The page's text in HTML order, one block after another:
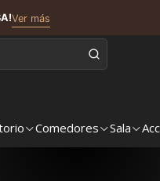
Comedores Sala
Ver más